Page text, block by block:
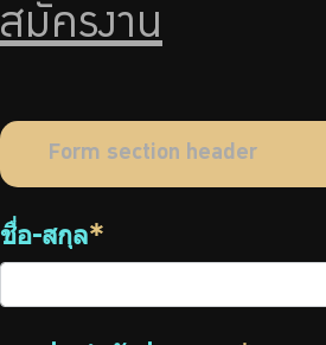
รายงานผลการดำเนินงาน
บริการเจ้าหน้าที่ส่วนราชการ
ร่วมงานกับเรา
ติดต่อเรา
สมัครงาน
Form section header
ชื่อ-สกุล*